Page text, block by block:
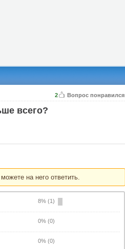
2 Вопрос понравился
всего?
на него ответить.
8% (1)
0% (0)
0% (0)